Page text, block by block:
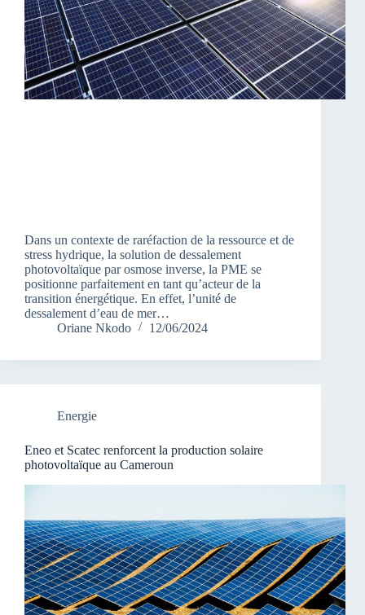
Dans un contexte de raréfaction de la ressource et de
stress hydrique, la solution de dessalement
photovoltaïque par osmose inverse, la PME se
positionne parfaitement en tant qu’acteur de la
transition énergétique. En effet, l’unité de
dessalement d’eau de mer…
Oriane Nkodo
12/06/2024
Energie
Eneo et Scatec renforcent la production solaire
photovoltaïque au Cameroun